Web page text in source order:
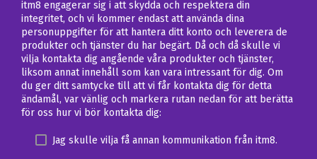
itm8 engagerar sig i att skydda och respektera din
integritet, och vi kommer endast att använda dina
personuppgifter för att hantera ditt konto och leverera de
produkter och tjänster du har begärt. Då och då skulle vi
vilja kontakta dig angående våra produkter och tjänster,
liksom annat innehåll som kan vara intressant för dig. Om
du ger ditt samtycke till att vi får kontakta dig för detta
ändamål, var vänlig och markera rutan nedan för att berätta
för oss hur vi bör kontakta dig:
Jag skulle vilja få annan kommunikation från itm8.